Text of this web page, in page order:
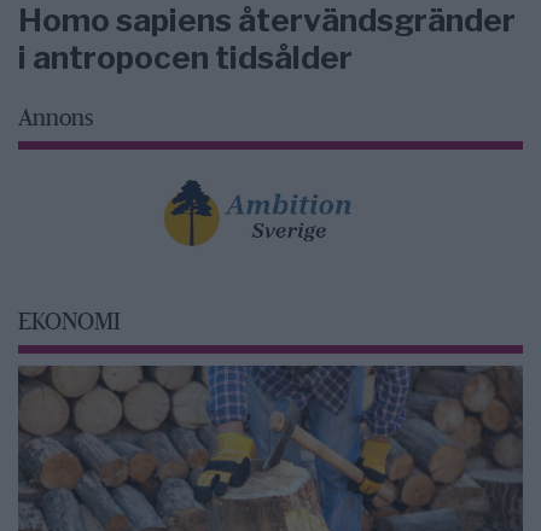
Homo sapiens återvändsgränder
i antropocen tidsålder
Annons
EKONOMI